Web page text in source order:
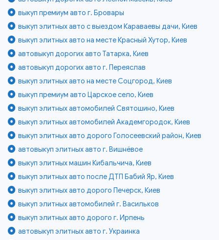
выкуп премиум авто г. Бровары
выкуп элитных авто с выездом Караваевы дачи, Киев
выкуп элитных авто на месте Красный Хутор, Киев
автовыкуп дорогих авто Татарка, Киев
автовыкуп дорогих авто г. Переяслав
выкуп элитных авто на месте Соцгород, Киев
выкуп премиум авто Царское село, Киев
выкуп элитных автомобилей Святошино, Киев
выкуп элитных автомобилей Академгородок, Киев
выкуп элитных авто дорого Голосеевский район, Киев
автовыкуп элитных авто г. Вишнёвое
выкуп элитных машин Кибальчича, Киев
выкуп элитных авто после ДТП Бабий Яр, Киев
выкуп элитных авто дорого Печерск, Киев
выкуп элитных автомобилей г. Васильков
выкуп элитных авто дорого г. Ирпень
автовыкуп элитных авто г. Украинка